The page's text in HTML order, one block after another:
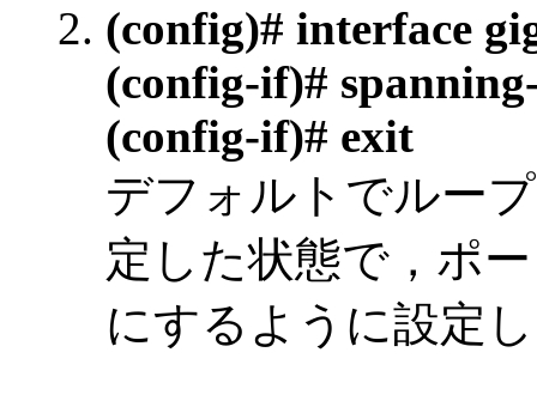
(config)# interface
(config-if)#
(config-if)# exit
デフォルトでルー
定した状態で，ポ
にするように設定